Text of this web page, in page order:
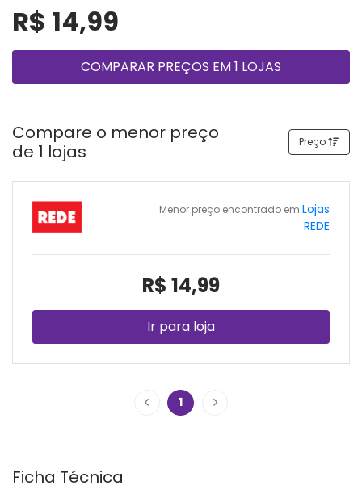
R$ 14,99
COMPARAR PREÇOS EM 1 LOJAS
Compare o menor preço
de 1 lojas
Preço
Menor preço encontrado em Lojas
REDE
R$ 14,99
Ir para loja
1
Ficha Técnica